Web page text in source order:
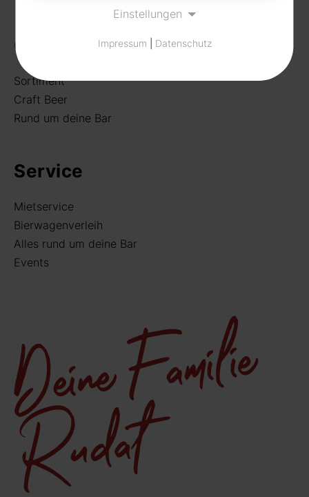
Getränke
Sortiment
Craft Beer
Rund um deine Bar
Service
Mietservice
Bierwagenverleih
Alles rund um deine Bar
Events
Einstellungen
Impressum Datenschutz